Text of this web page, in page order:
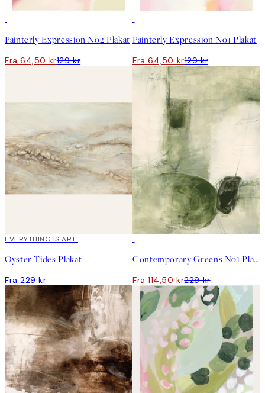
Painterly Expression No2 Plakat
Fra 64,50 kr129 kr
Painterly Expression No1 Plakat
Fra 64,50 kr129 kr
EVERYTHING IS ART
Oyster Tides Plakat
Fra 229 kr
Contemporary Greens No1 Plakat
Fra 114,50 kr229 kr